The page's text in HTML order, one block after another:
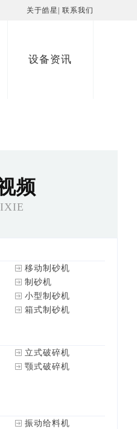
关于皓星 联系我们
设备资讯
频
移动制砂机
制砂机
小型制砂机
箱式制砂机
立式破碎机
颚式破碎机
振动给料机